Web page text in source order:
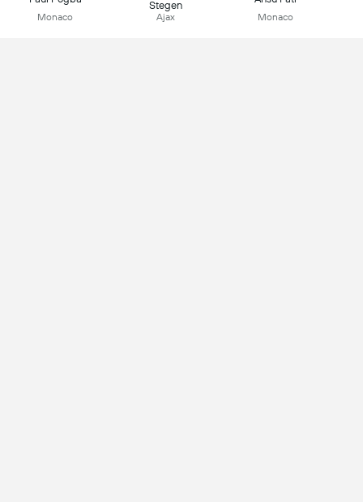
Monaco
Stegen
Ajax Monaco